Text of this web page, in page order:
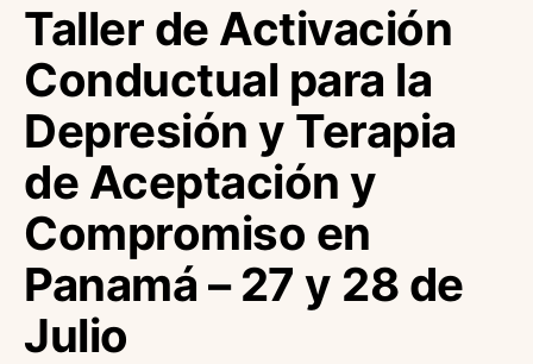
Taller de Activación
Conductual para la
Depresión y Terapia
de Aceptación y
Compromiso en
Panamá – 27 y 28 de
Julio